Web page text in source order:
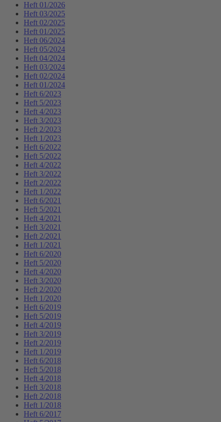
Heft 01/2026
Heft 03/2025
Heft 02/2025
Heft 01/2025
Heft 06/2024
Heft 05/2024
Heft 04/2024
Heft 03/2024
Heft 02/2024
Heft 01/2024
Heft 6/2023
Heft 5/2023
Heft 4/2023
Heft 3/2023
Heft 2/2023
Heft 1/2023
Heft 6/2022
Heft 5/2022
Heft 4/2022
Heft 3/2022
Heft 2/2022
Heft 1/2022
Heft 6/2021
Heft 5/2021
Heft 4/2021
Heft 3/2021
Heft 2/2021
Heft 1/2021
Heft 6/2020
Heft 5/2020
Heft 4/2020
Heft 3/2020
Heft 2/2020
Heft 1/2020
Heft 6/2019
Heft 5/2019
Heft 4/2019
Heft 3/2019
Heft 2/2019
Heft 1/2019
Heft 6/2018
Heft 5/2018
Heft 4/2018
Heft 3/2018
Heft 2/2018
Heft 1/2018
Heft 6/2017